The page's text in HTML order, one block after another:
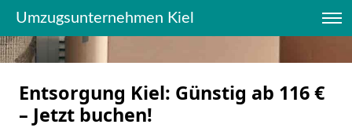
Umzugsunternehmen Kiel
Entsorgung Kiel: Günstig ab 116 €
– Jetzt buchen!